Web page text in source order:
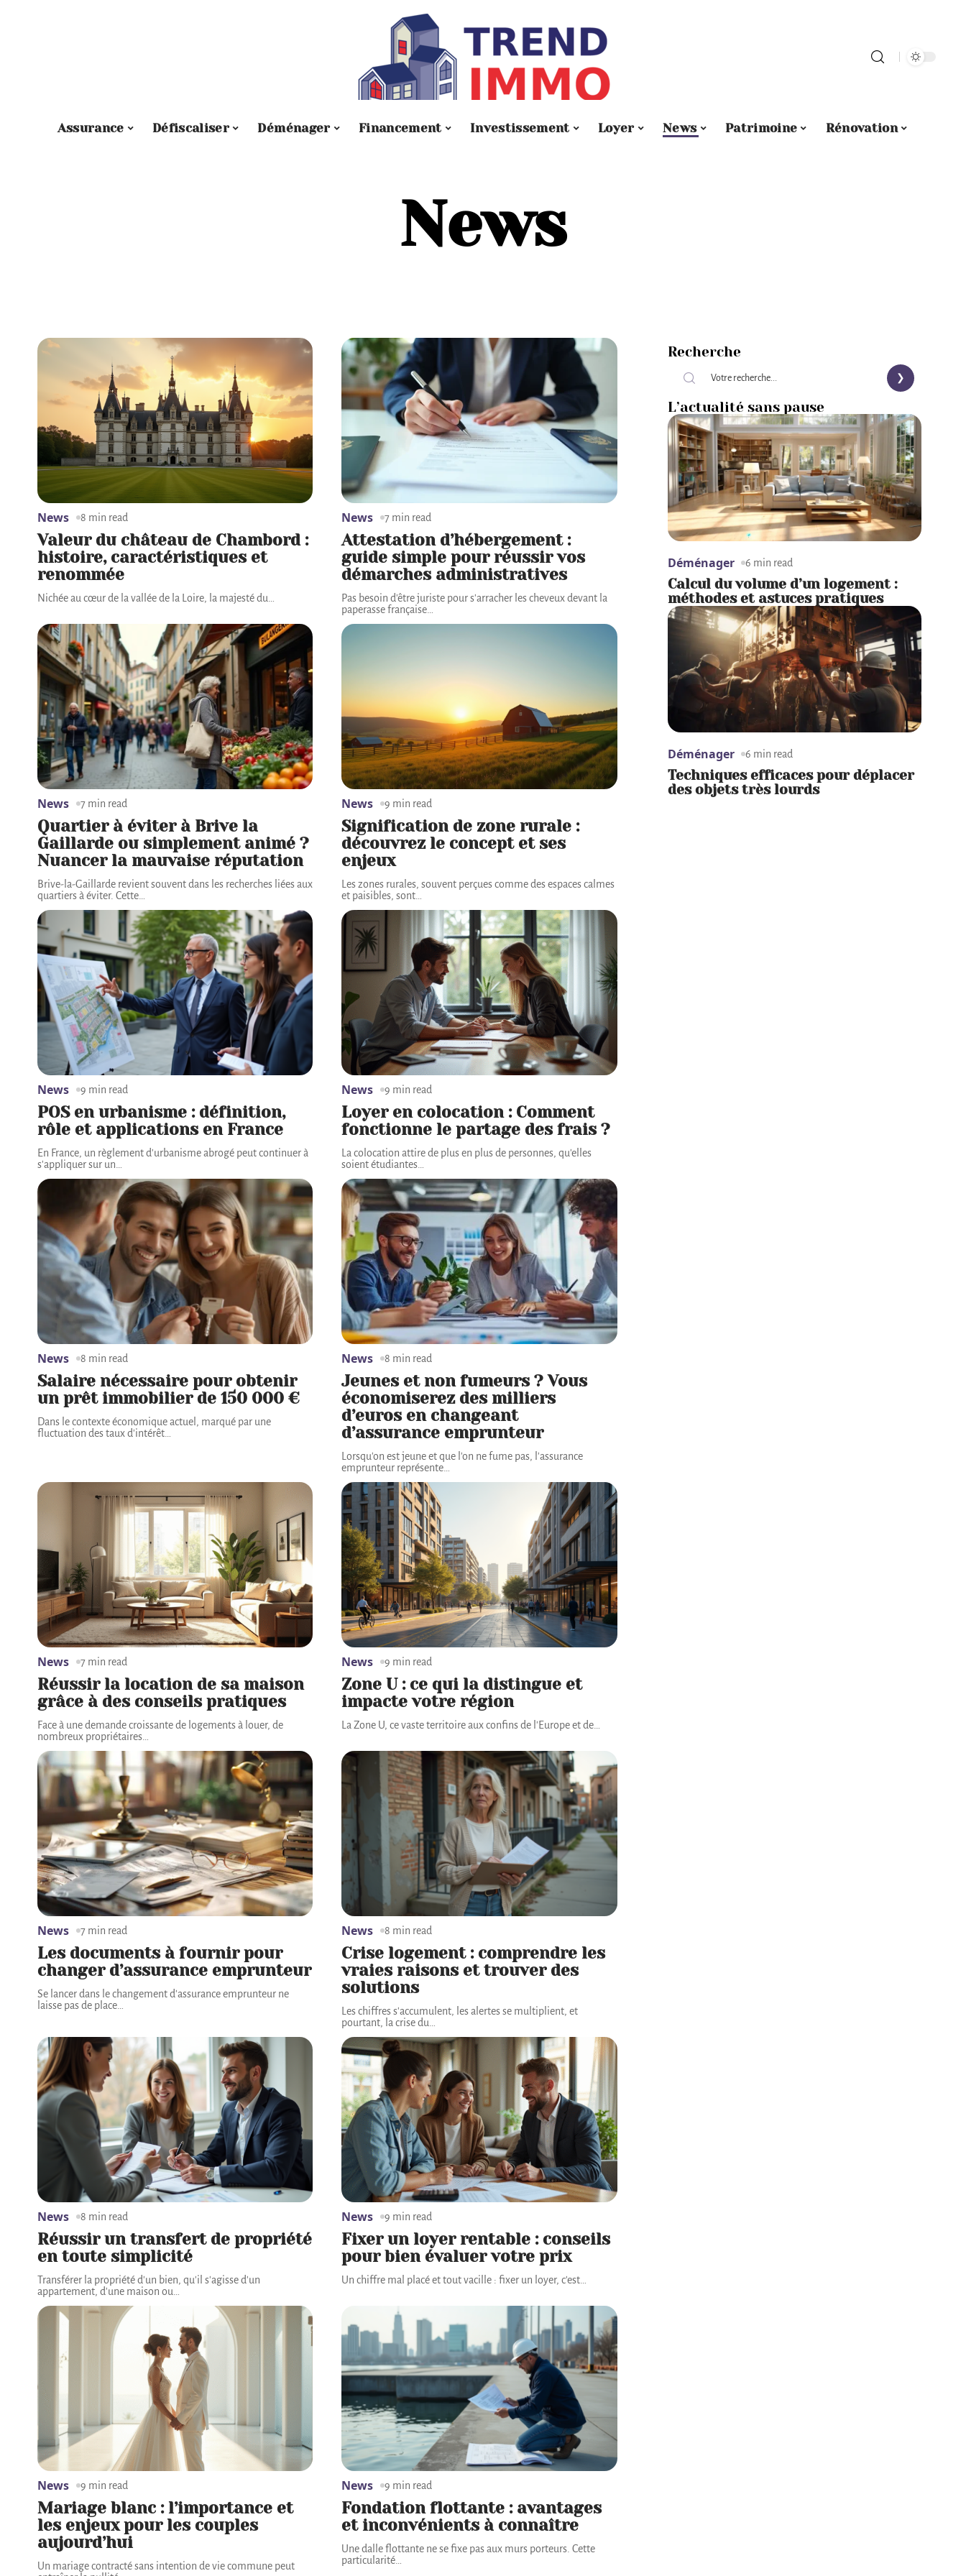
Assurance Défiscaliser Déménager Financement Investissement Loyer News Patrimoine Rénovation
News
Valeur du château de Chambord :
histoire, caractéristiques et
renommée
Nichée au cœur de la vallée de la Loire, la majesté du
News 8 min read
Attestation d’hébergement :
guide simple pour réussir vos
démarches administratives
Pas besoin d'être juriste pour s'arracher les cheveux devant la
paperasse française
News 7 min read
Quartier à éviter à Brive la
Gaillarde ou simplement animé ?
Nuancer la mauvaise réputation
Brive-la-Gaillarde revient souvent dans les recherches liées aux
quartiers à éviter. Cette
News 7 min read
Signification de zone rurale :
découvrez le concept et ses
enjeux
Les zones rurales, souvent perçues comme des espaces calmes
et paisibles, sont
News 9 min read
POS en urbanisme : définition,
rôle et applications en France
En France, un règlement d'urbanisme abrogé peut continuer à
s'appliquer sur un
News 9 min read
Loyer en colocation : Comment
fonctionne le partage des frais ?
La colocation attire de plus en plus de personnes, qu'elles
soient étudiantes
News 9 min read
Salaire nécessaire pour obtenir
un prêt immobilier de 150 000 €
Dans le contexte économique actuel, marqué par une
fluctuation des taux d'intérêt
News 8 min read
Jeunes et non fumeurs ? Vous
économiserez des milliers
d’euros en changeant
d’assurance emprunteur
Lorsqu'on est jeune et que l'on ne fume pas, l'assurance
emprunteur représente
News 8 min read
Réussir la location de sa maison
grâce à des conseils pratiques
Face à une demande croissante de logements à louer, de
nombreux propriétaires
News 7 min read
Zone U : ce qui la distingue et
impacte votre région
La Zone U, ce vaste territoire aux confins de l'Europe et de
News 9 min read
Les documents à fournir pour
changer d’assurance emprunteur
Se lancer dans le changement d'assurance emprunteur ne
laisse pas de place
News 7 min read
Crise logement : comprendre les
vraies raisons et trouver des
solutions
Les chiffres s'accumulent, les alertes se multiplient, et
pourtant, la crise du
News 8 min read
Réussir un transfert de propriété
en toute simplicité
Transférer la propriété d'un bien, qu'il s'agisse d'un
appartement, d'une maison ou
News 8 min read
Fixer un loyer rentable : conseils
pour bien évaluer votre prix
Un chiffre mal placé et tout vacille : fixer un loyer, c'est
News 9 min read
Mariage blanc : l’importance et
les enjeux pour les couples
aujourd’hui
Un mariage contracté sans intention de vie commune peut
News 9 min read
Fondation flottante : avantages
et inconvénients à connaître
Une dalle flottante ne se fixe pas aux murs porteurs. Cette
particularité
News 9 min read
Recherche
L’actualité sans pause
Déménager 6 min read
Calcul du volume d’un logement :
méthodes et astuces pratiques
Déménager 6 min read
Techniques efficaces pour déplacer
des objets très lourds